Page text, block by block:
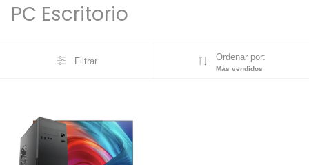
PC Escritorio
Filtrar Ordenar por:
Más vendidos